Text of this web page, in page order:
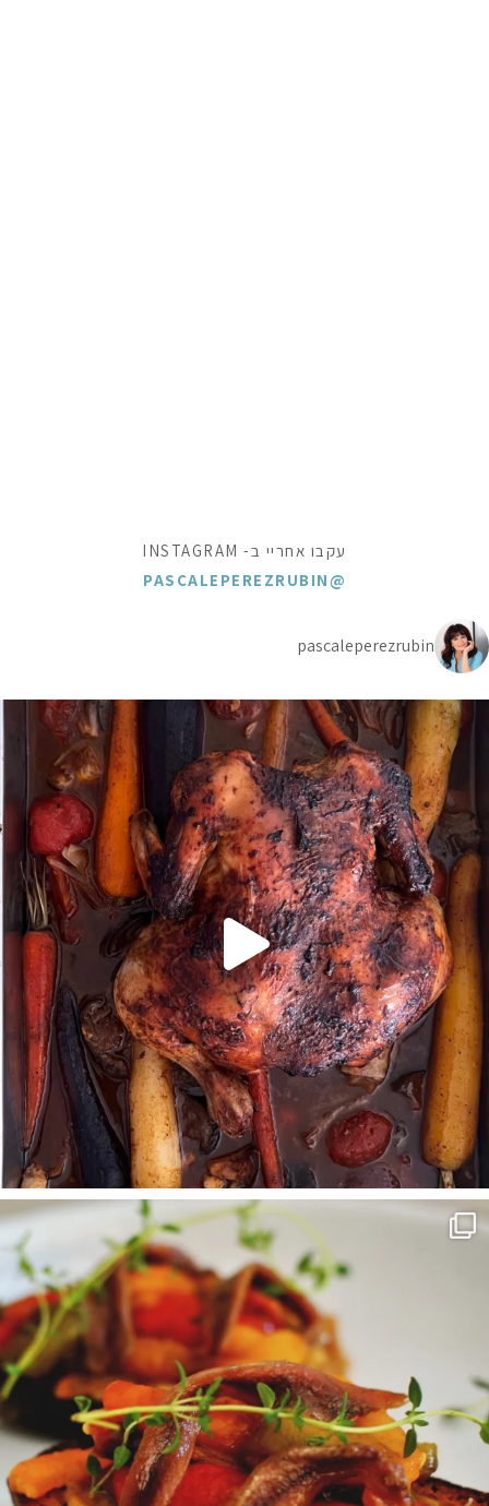
עקבו אחריי ב- INSTAGRAM
@PASCALEPEREZRUBIN
pascaleperezrubin